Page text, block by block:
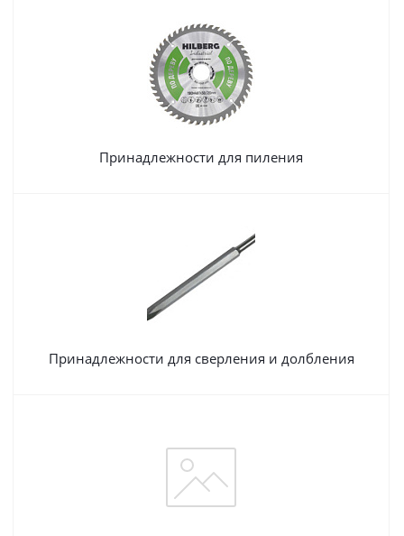
Принадлежности для пиления
Принадлежности для сверления и долбления